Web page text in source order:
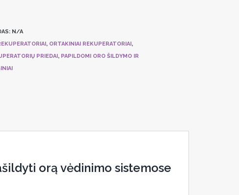
N/A
, ORTAKINIAI REKUPERATORIAI,
PRIEDAI, PAPILDOMI ORO ŠILDYMO IR
orą vėdinimo sistemose